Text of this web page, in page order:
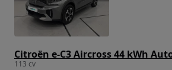
113 cv